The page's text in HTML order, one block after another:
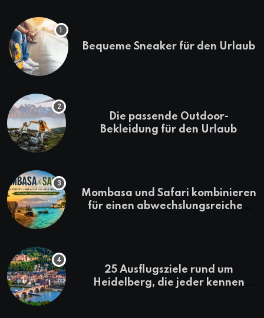
Bequeme Sneaker für den Urlaub
Die passende Outdoor-
Bekleidung für den Urlaub
Mombasa und Safari kombinieren
für einen abwechslungsreichen
25 Ausflugsziele rund um
Heidelberg, die jeder kennen